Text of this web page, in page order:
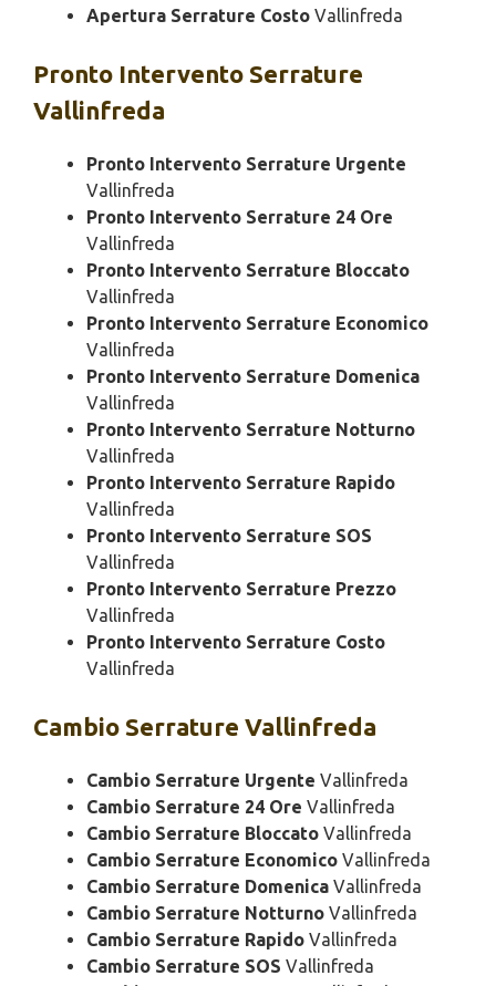
Apertura Serrature Costo Vallinfreda
Pronto Intervento Serrature
Vallinfreda
Pronto Intervento Serrature Urgente
Vallinfreda
Pronto Intervento Serrature 24 Ore
Vallinfreda
Pronto Intervento Serrature Bloccato
Vallinfreda
Pronto Intervento Serrature Economico
Vallinfreda
Pronto Intervento Serrature Domenica
Vallinfreda
Pronto Intervento Serrature Notturno
Vallinfreda
Pronto Intervento Serrature Rapido
Vallinfreda
Pronto Intervento Serrature SOS
Vallinfreda
Pronto Intervento Serrature Prezzo
Vallinfreda
Pronto Intervento Serrature Costo
Vallinfreda
Cambio Serrature Vallinfreda
Cambio Serrature Urgente Vallinfreda
Cambio Serrature 24 Ore Vallinfreda
Cambio Serrature Bloccato Vallinfreda
Cambio Serrature Economico Vallinfreda
Cambio Serrature Domenica Vallinfreda
Cambio Serrature Notturno Vallinfreda
Cambio Serrature Rapido Vallinfreda
Cambio Serrature SOS Vallinfreda